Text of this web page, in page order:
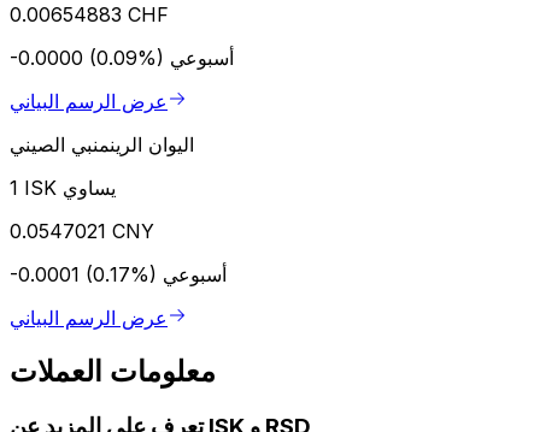
0.00654883 CHF
-0.0000 (0.09%) أسبوعي
عرض الرسم البياني
اليوان الرينمنبي الصيني
1 ISK يساوي
0.0547021 CNY
-0.0001 (0.17%) أسبوعي
عرض الرسم البياني
معلومات العملات
تعرف على المزيد عن ISK و RSD